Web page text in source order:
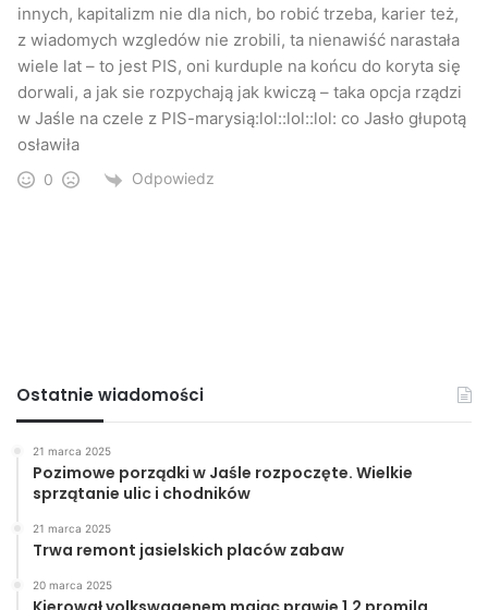
innych, kapitalizm nie dla nich, bo robić trzeba, karier też,
z wiadomych wzgledów nie zrobili, ta nienawiść narastała
wiele lat – to jest PIS, oni kurduple na końcu do koryta się
dorwali, a jak sie rozpychają jak kwiczą – taka opcja rządzi
w Jaśle na czele z PIS-marysią:lol::lol::lol: co Jasło głupotą
osławiła
0 Odpowiedz
Ostatnie wiadomości
21 marca 2025
Pozimowe porządki w Jaśle rozpoczęte. Wielkie
sprzątanie ulic i chodników
21 marca 2025
Trwa remont jasielskich placów zabaw
20 marca 2025